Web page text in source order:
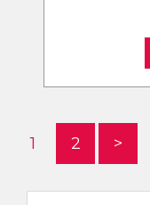
1 2 >